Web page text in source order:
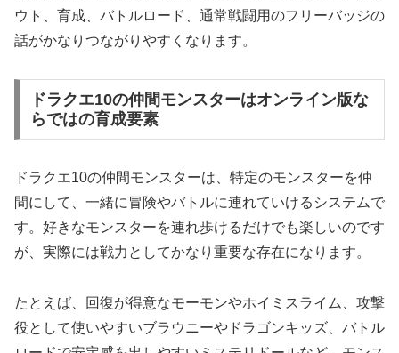
ウト、育成、バトルロード、通常戦闘用のフリーバッジの
話がかなりつながりやすくなります。
ドラクエ10の仲間モンスターはオンライン版な
らではの育成要素
ドラクエ10の仲間モンスターは、特定のモンスターを仲
間にして、一緒に冒険やバトルに連れていけるシステムで
す。好きなモンスターを連れ歩けるだけでも楽しいのです
が、実際には戦力としてかなり重要な存在になります。
たとえば、回復が得意なモーモンやホイミスライム、攻撃
役として使いやすいブラウニーやドラゴンキッズ、バトル